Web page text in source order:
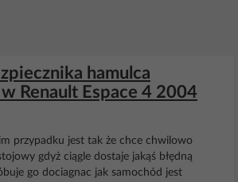
hamulca
Renault Espace 4 2004
przypadku jest tak że chce chwilowo
gdyż ciągle dostaje jakąś błędną
go dociagnac jak samochód jest